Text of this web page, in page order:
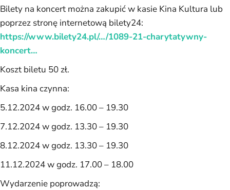
Bilety na koncert można zakupić w kasie Kina Kultura lub
poprzez stronę internetową bilety24:
https://www.bilety24.pl/…/1089-21-charytatywny-
koncert…
Koszt biletu 50 zł.
Kasa kina czynna:
5.12.2024 w godz. 16.00 – 19.30
7.12.2024 w godz. 13.30 – 19.30
8.12.2024 w godz. 13.30 – 19.30
11.12.2024 w godz. 17.00 – 18.00
Wydarzenie poprowadzą: